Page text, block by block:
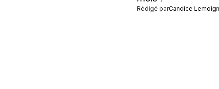
Rédigé parCandice